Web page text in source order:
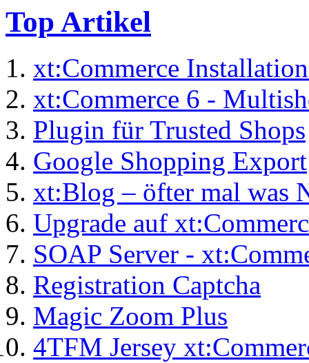
Top Artikel
xt:Commerce
xt:Commerce 6 -
Plugin für Trusted Shops
Google Shopping Export
xt:Blog – öfter mal was
Upgrade auf
SOAP Server -
Registration Captcha
Magic Zoom Plus
4TFM Jersey